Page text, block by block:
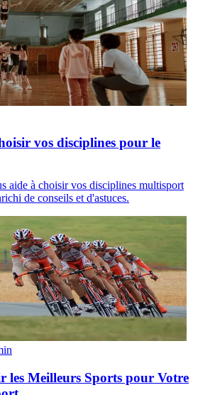
vos disciplines pour le
aide à choisir vos disciplines multisport
de conseils et d'astuces.
les Meilleurs Sports pour Votre